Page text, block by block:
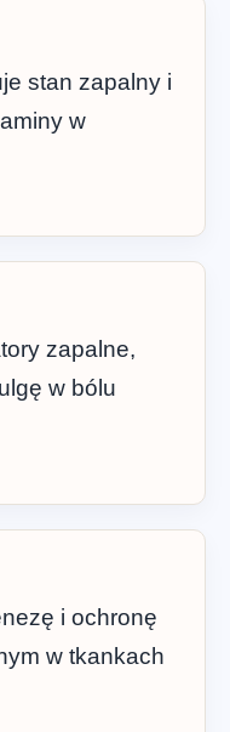
stan zapalny i
w
zapalne,
w bólu
i ochronę
w tkankach